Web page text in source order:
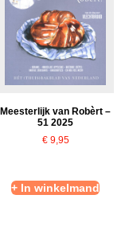
Meesterlijk van Robèrt –
51 2025
€9,95
+ In winkelmand